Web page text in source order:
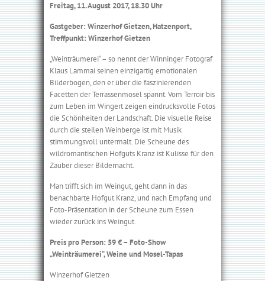
Freitag, 11. August 2017, 18.30 Uhr
Gastgeber: Winzerhof Gietzen, Hatzenport,
Treffpunkt: Winzerhof Gietzen
„Weinträumerei“ – so nennt der Winninger Fotograf
Klaus Lammai seinen einzigartig emotionalen
Bilderbogen, den er über die faszinierenden
Facetten der Terrassenmosel spannt. Vom Terroir bis
zum Leben im Wingert zeigen eindrucksvolle Fotos
die Schönheiten der Landschaft. Die visuelle Reise
durch die steilen Weinberge ist mit Musik
stimmungsvoll untermalt. Die Scheune des
wildromantischen Hofguts Kranz ist Kulisse für den
Zauber dieser Bildernacht.
Man trifft sich im Weingut, geht dann in das
benachbarte Hofgut Kranz, und nach Empfang und
Foto-Präsentation in der Scheune zum Essen
wieder zurück ins Weingut.
Preis pro Person: 59 € – Foto-Show
„Weinträumerei“, Weine und Mosel-Tapas
Winzerhof Gietzen